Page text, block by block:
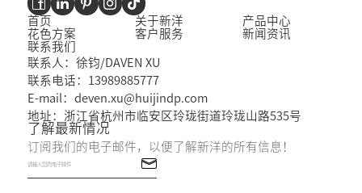
首页 关于新洋
产品中心
花色方案
客户服务
新闻资讯
联系我们
联系人：徐钧/DAVEN XU
联系电话：13989885777
E-mail：deven.xu@huijindp.com
地址：浙江省杭州市临安区玲珑街道玲珑山路535号
了解最新情况
订阅我们的电子邮件，以便了解新洋的所有信息！